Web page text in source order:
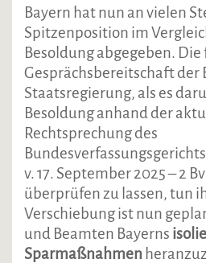
Bayern hat nun an vielen
Spitzenposition im
Besoldung abgegeben.
Gesprächsbereitschaft der
Staatsregierung, als es
Besoldung anhand der
Rechtsprechung des
v. 17. September 2025 – 2
überprüfen zu lassen, tun
Verschiebung ist nun
und Beamten Bayerns
Sparmaßnahmen